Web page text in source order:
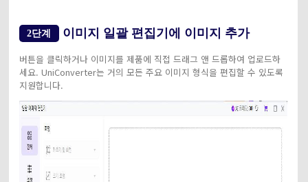
2단계 이미지 일괄 편집기에 이미지 추가
버튼을 클릭하거나 이미지를 제품에 직접 드래그 앤 드롭하여 업로드하
세요. UniConverter는 거의 모든 주요 이미지 형식을 편집할 수 있도록
지원합니다.